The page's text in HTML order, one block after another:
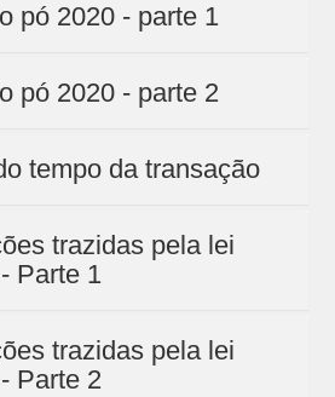
pó 2020 - parte 1
pó 2020 - parte 2
tempo da transação
trazidas pela lei
Parte 1
trazidas pela lei
Parte 2